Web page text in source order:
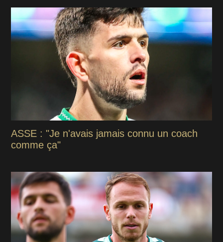
ASSE : "Je n'avais jamais connu un coach
comme ça"